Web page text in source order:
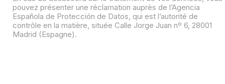
pouvez présenter une réclamation auprès de l’Agencia
Española de Protección de Datos, qui est l’autorité de
contrôle en la matière, située Calle Jorge Juan nº 6, 28001
Madrid (Espagne).